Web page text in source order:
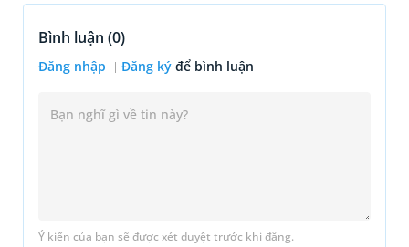
Bình luận (0)
Đăng nhập Đăng ký để bình luận
Ý kiến của bạn sẽ được xét duyệt trước khi đăng.